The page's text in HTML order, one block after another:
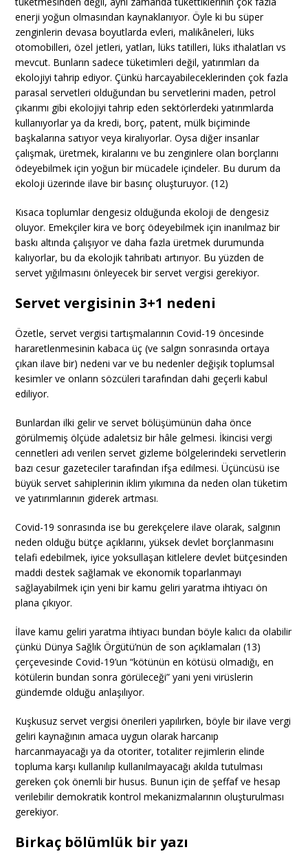
enerji yoğun olmasından kaynaklanıyor. Öyle ki bu süper
zenginlerin devasa boyutlarda evleri, malikâneleri, lüks
otomobilleri, özel jetleri, yatları, lüks tatilleri, lüks ithalatları vs
mevcut. Bunların sadece tüketimleri değil, yatırımları da
ekolojiyi tahrip ediyor. Çünkü harcayabileceklerinden çok fazla
parasal servetleri olduğundan bu servetlerini maden, petrol
çıkarımı gibi ekolojiyi tahrip eden sektörlerdeki yatırımlarda
kullanıyorlar ya da kredi, borç, patent, mülk biçiminde
başkalarına satıyor veya kiralıyorlar. Oysa diğer insanlar
çalışmak, üretmek, kiralarını ve bu zenginlere olan borçlarını
ödeyebilmek için yoğun bir mücadele içindeler. Bu durum da
ekoloji üzerinde ilave bir basınç oluşturuyor. (12)
Kısaca toplumlar dengesiz olduğunda ekoloji de dengesiz
oluyor. Emekçiler kira ve borç ödeyebilmek için inanılmaz bir
baskı altında çalışıyor ve daha fazla üretmek durumunda
kalıyorlar, bu da ekolojik tahribatı artırıyor. Bu yüzden de
servet yığılmasını önleyecek bir servet vergisi gerekiyor.
Servet vergisinin 3+1 nedeni
Özetle, servet vergisi tartışmalarının Covid-19 öncesinde
hararetlenmesinin kabaca üç (ve salgın sonrasında ortaya
çıkan ilave bir) nedeni var ve bu nedenler değişik toplumsal
kesimler ve onların sözcüleri tarafından dahi geçerli kabul
ediliyor.
Bunlardan ilki gelir ve servet bölüşümünün daha önce
görülmemiş ölçüde adaletsiz bir hâle gelmesi. İkincisi vergi
cennetleri adı verilen servet gizleme bölgelerindeki servetlerin
bazı cesur gazeteciler tarafından ifşa edilmesi. Üçüncüsü ise
büyük servet sahiplerinin iklim yıkımına da neden olan tüketim
ve yatırımlarının giderek artması.
Covid-19 sonrasında ise bu gerekçelere ilave olarak, salgının
neden olduğu bütçe açıklarını, yüksek devlet borçlanmasını
telafi edebilmek, iyice yoksullaşan kitlelere devlet bütçesinden
maddi destek sağlamak ve ekonomik toparlanmayı
sağlayabilmek için yeni bir kamu geliri yaratma ihtiyacı ön
plana çıkıyor.
İlave kamu geliri yaratma ihtiyacı bundan böyle kalıcı da olabilir
çünkü Dünya Sağlık Örgütü’nün de son açıklamaları (13)
çerçevesinde Covid-19’un “kötünün en kötüsü olmadığı, en
kötülerin bundan sonra görüleceği” yani yeni virüslerin
gündemde olduğu anlaşılıyor.
Kuşkusuz servet vergisi önerileri yapılırken, böyle bir ilave vergi
geliri kaynağının amaca uygun olarak harcanıp
harcanmayacağı ya da otoriter, totaliter rejimlerin elinde
topluma karşı kullanılıp kullanılmayacağı akılda tutulması
gereken çok önemli bir husus. Bunun için de şeffaf ve hesap
verilebilir demokratik kontrol mekanizmalarının oluşturulması
gerekiyor.
Birkaç bölümlük bir yazı